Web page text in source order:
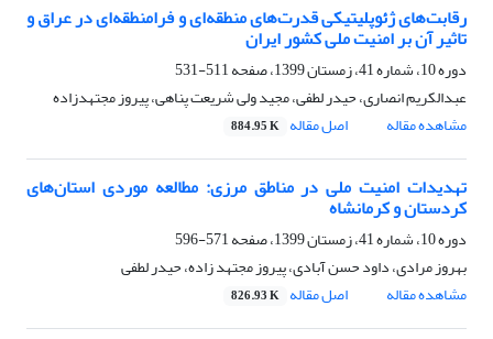
رقابت‌های ژئوپلیتیکی قدرت‌های منطقه‌ای و فرامنطقه‌ای در عراق و
تاثیر آن بر امنیت ملی کشور ایران
دوره 10، شماره 41، زمستان 1399، صفحه
511-531
عبدالکریم انصاری، حیدر لطفی، مجید ولی شریعت پناهی، پیروز مجتهدزاده
مشاهده مقاله
اصل مقاله 884.95 K
تهدیدات امنیت ملی در مناطق مرزی: مطالعه موردی استان‌های
کردستان و کرمانشاه
دوره 10، شماره 41، زمستان 1399، صفحه
571-596
بهروز مرادی، داود حسن آبادی، پیروز مجتهد زاده، حیدر لطفی
مشاهده مقاله
اصل مقاله 826.93 K